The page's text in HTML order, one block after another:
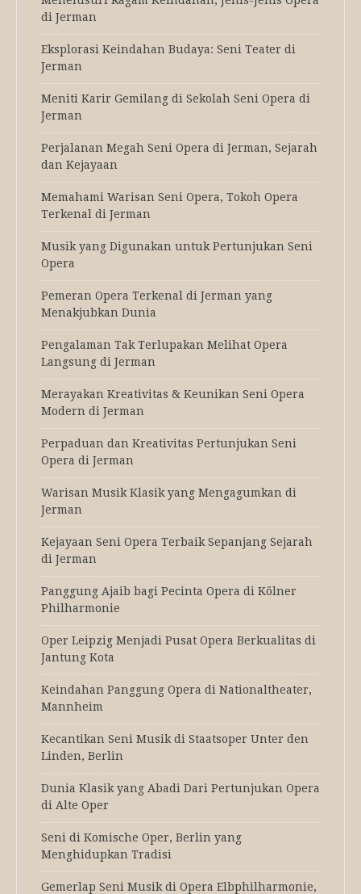
di Jerman
Eksplorasi Keindahan Budaya: Seni Teater di
Jerman
Meniti Karir Gemilang di Sekolah Seni Opera di
Jerman
Perjalanan Megah Seni Opera di Jerman, Sejarah
dan Kejayaan
Memahami Warisan Seni Opera, Tokoh Opera
Terkenal di Jerman
Musik yang Digunakan untuk Pertunjukan Seni
Opera
Pemeran Opera Terkenal di Jerman yang
Menakjubkan Dunia
Pengalaman Tak Terlupakan Melihat Opera
Langsung di Jerman
Merayakan Kreativitas & Keunikan Seni Opera
Modern di Jerman
Perpaduan dan Kreativitas Pertunjukan Seni
Opera di Jerman
Warisan Musik Klasik yang Mengagumkan di
Jerman
Kejayaan Seni Opera Terbaik Sepanjang Sejarah
di Jerman
Panggung Ajaib bagi Pecinta Opera di Kölner
Philharmonie
Oper Leipzig Menjadi Pusat Opera Berkualitas di
Jantung Kota
Keindahan Panggung Opera di Nationaltheater,
Mannheim
Kecantikan Seni Musik di Staatsoper Unter den
Linden, Berlin
Dunia Klasik yang Abadi Dari Pertunjukan Opera
di Alte Oper
Seni di Komische Oper, Berlin yang
Menghidupkan Tradisi
Gemerlap Seni Musik di Opera Elbphilharmonie,